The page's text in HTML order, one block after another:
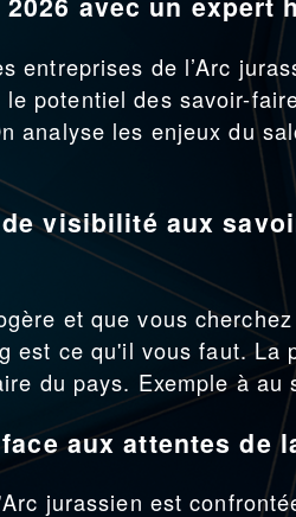
entreprises de l’Arc
le potentiel des savoir-
analyse les enjeux du
visibilité aux
et que vous
est ce qu'il vous faut. La
du pays. Exemple à au
aux attentes de
jurassien est